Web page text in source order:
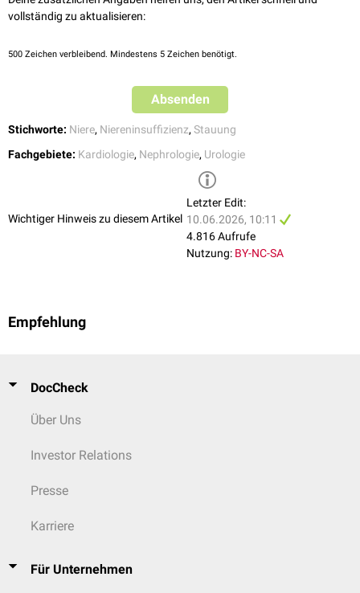
vollständig zu aktualisieren:
500 Zeichen verbleibend. Mindestens 5 Zeichen benötigt.
Absenden
Stichworte: Niere, Niereninsuffizienz, Stauung
Fachgebiete: Kardiologie, Nephrologie, Urologie
Wichtiger Hinweis zu diesem Artikel
Letzter Edit:
10.06.2026, 10:11
4.816 Aufrufe
Nutzung: BY-NC-SA
Empfehlung
DocCheck
Über Uns
Investor Relations
Presse
Karriere
Für Unternehmen